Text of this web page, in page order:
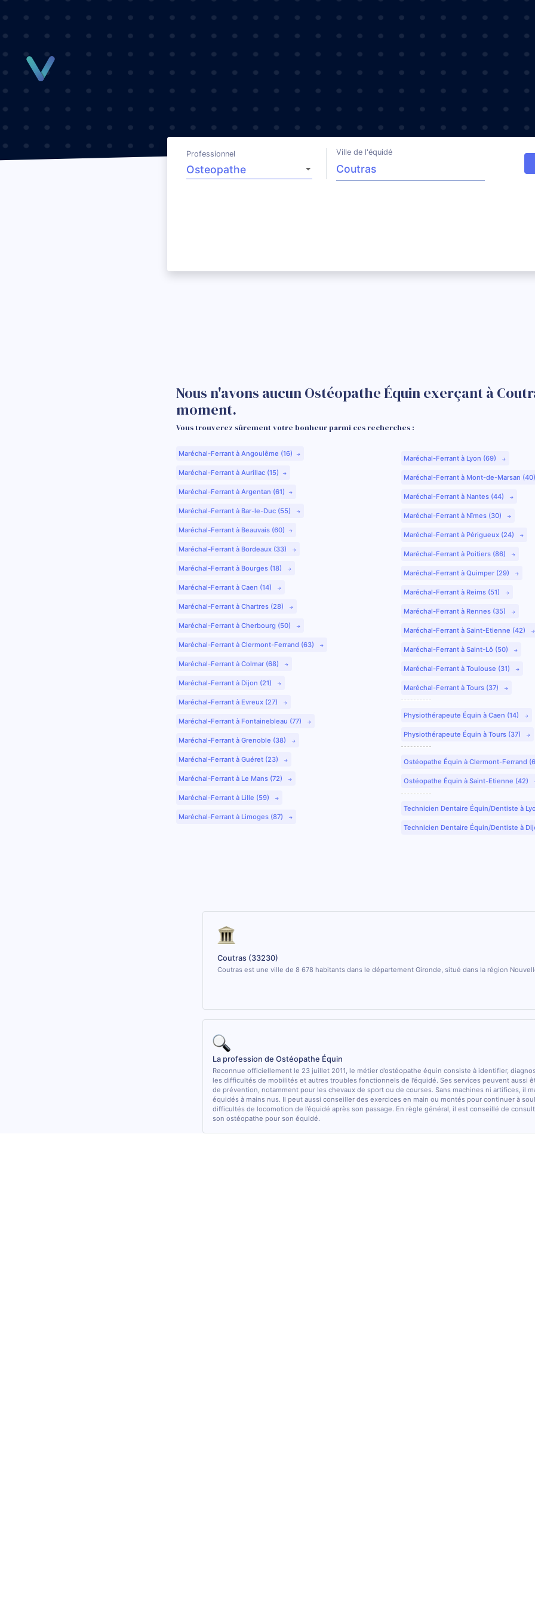
Professionnel Ville de l'équidé
Nous n'avons aucun Ostéopathe Équin exerçant à
moment.
Vous trouverez sûrement votre bonheur parmi ces recherches :
Maréchal-Ferrant à Angoulême (16)
Maréchal-Ferrant à Aurillac (15)
Maréchal-Ferrant à Argentan (61)
Maréchal-Ferrant à Bar-le-Duc (55)
Maréchal-Ferrant à Beauvais (60)
Maréchal-Ferrant à Bordeaux (33)
Maréchal-Ferrant à Bourges (18)
Maréchal-Ferrant à Caen (14)
Maréchal-Ferrant à Chartres (28)
Maréchal-Ferrant à Cherbourg (50)
Maréchal-Ferrant à Clermont-Ferrand (63)
Maréchal-Ferrant à Colmar (68)
Maréchal-Ferrant à Dijon (21)
Maréchal-Ferrant à Evreux (27)
Maréchal-Ferrant à Fontainebleau (77)
Maréchal-Ferrant à Grenoble (38)
Maréchal-Ferrant à Guéret (23)
Maréchal-Ferrant à Le Mans (72)
Maréchal-Ferrant à Lille (59)
Maréchal-Ferrant à Limoges (87)
Maréchal-Ferrant à Lyon (69)
Maréchal-Ferrant à Mont-de-Marsan
Maréchal-Ferrant à Nantes (44)
Maréchal-Ferrant à Nîmes (30)
Maréchal-Ferrant à Périgueux (24)
Maréchal-Ferrant à Poitiers (86)
Maréchal-Ferrant à Quimper (29)
Maréchal-Ferrant à Reims (51)
Maréchal-Ferrant à Rennes (35)
Maréchal-Ferrant à Saint-Etienne (42)
Maréchal-Ferrant à Saint-Lô (50)
Maréchal-Ferrant à Toulouse (31)
Maréchal-Ferrant à Tours (37)
Physiothérapeute Équin à Caen (14)
Physiothérapeute Équin à Tours (37)
Ostéopathe Équin à Clermont-Ferrand
Ostéopathe Équin à Saint-Etienne (42)
Technicien Dentaire Équin/Dentiste à
Technicien Dentaire Équin/Dentiste à
Coutras (33230)
Coutras est une ville de 8 678 habitants dans le département Gironde, situé dans la région
La profession de Ostéopathe Équin
Reconnue officiellement le 23 juillet 2011, le métier d’ostéopathe équin consiste à identifier,
les difficultés de mobilités et autres troubles fonctionnels de l’équidé. Ses services peuvent aussi
de prévention, notamment pour les chevaux de sport ou de courses. Sans machines ni artifices, il
équidés à mains nus. Il peut aussi conseiller des exercices en main ou montés pour continuer à
difficultés de locomotion de l’équidé après son passage. En règle général, il est conseillé de
son ostéopathe pour son équidé.